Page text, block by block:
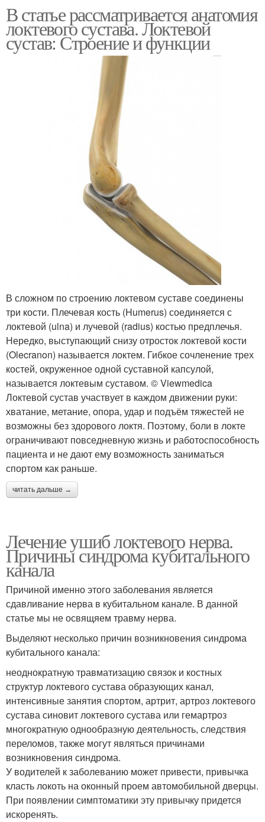
В статье рассматривается анатомия
локтевого сустава. Локтевой
сустав: Строение и функции
В сложном по строению локтевом суставе соединены
три кости. Плечевая кость (Humerus) соединяется с
локтевой (ulna) и лучевой (radius) костью предплечья.
Нередко, выступающий снизу отросток локтевой кости
(Olecranon) называется локтем. Гибкое сочленение трех
костей, окруженное одной суставной капсулой,
называется локтевым суставом. © Viewmedica
Локтевой сустав участвует в каждом движении руки:
хватание, метание, опора, удар и подъём тяжестей не
возможны без здорового локтя. Поэтому, боли в локте
ограничивают повседневную жизнь и работоспособность
пациента и не дают ему возможность заниматься
спортом как раньше.
читать дальше →
Лечение ушиб локтевого нерва.
Причины синдрома кубитального
канала
Причиной именно этого заболевания является
сдавливание нерва в кубитальном канале. В данной
статье мы не освящяем травму нерва.
Выделяют несколько причин возникновения синдрома
кубитального канала:
неоднократную травматизацию связок и костных
структур локтевого сустава образующих канал,
интенсивные занятия спортом, артрит, артроз локтевого
сустава синовит локтевого сустава или гемартроз
многократную однообразную деятельность, следствия
переломов, также могут являться причинами
возникновения синдрома.
У водителей к заболеванию может привести, привычка
класть локоть на оконный проем автомобильной дверцы.
При появлении симптоматики эту привычку придется
искоренять.